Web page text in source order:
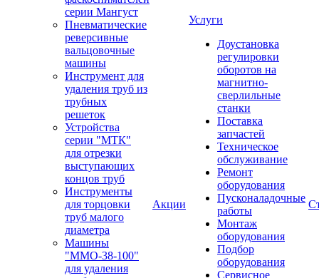
серии Мангуст
Пневматические
реверсивные
вальцовочные
машины
Инструмент для
удаления труб из
трубных
решеток
Устройства
серии "МТК"
для отрезки
выступающих
концов труб
Инструменты
для торцовки
труб малого
диаметра
Машины
"ММО-38-100"
для удаления
Акции
Услуги
Доустановка
регулировки
оборотов на
магнитно-
сверлильные
станки
Поставка
запчастей
Техническое
обслуживание
Ремонт
оборудования
Пусконаладочные
работы
Монтаж
оборудования
Подбор
оборудования
Сервисное